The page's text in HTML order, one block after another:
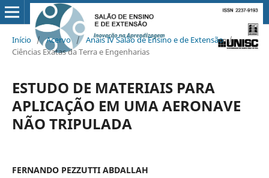
Início / Acervo / Anais IV Salão de Ensino e de Extensão /
Ciências Exatas da Terra e Engenharias
ESTUDO DE MATERIAIS PARA
APLICAÇÃO EM UMA AERONAVE
NÃO TRIPULADA
FERNANDO PEZZUTTI ABDALLAH